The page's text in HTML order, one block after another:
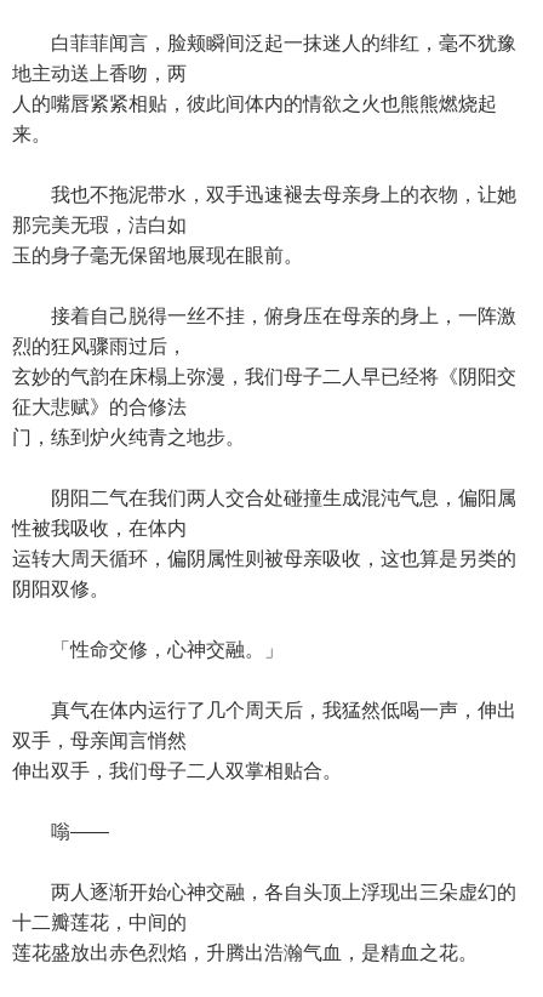
白菲菲闻言，脸颊瞬间泛起一抹迷人的绯红，毫不犹豫
地主动送上香吻，两
人的嘴唇紧紧相贴，彼此间体内的情欲之火也熊熊燃烧起
来。
我也不拖泥带水，双手迅速褪去母亲身上的衣物，让她
那完美无瑕，洁白如
玉的身子毫无保留地展现在眼前。
接着自己脱得一丝不挂，俯身压在母亲的身上，一阵激
烈的狂风骤雨过后，
玄妙的气韵在床榻上弥漫，我们母子二人早已经将《阴阳交
征大悲赋》的合修法
门，练到炉火纯青之地步。
阴阳二气在我们两人交合处碰撞生成混沌气息，偏阳属
性被我吸收，在体内
运转大周天循环，偏阴属性则被母亲吸收，这也算是另类的
阴阳双修。
「性命交修，心神交融。」
真气在体内运行了几个周天后，我猛然低喝一声，伸出
双手，母亲闻言悄然
伸出双手，我们母子二人双掌相贴合。
嗡——
两人逐渐开始心神交融，各自头顶上浮现出三朵虚幻的
十二瓣莲花，中间的
莲花盛放出赤色烈焰，升腾出浩瀚气血，是精血之花。